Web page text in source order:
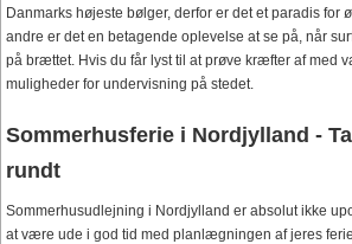
Danmarks højeste bølger, derfor er det et paradis for
andre er det en betagende oplevelse at se på, når
på brættet. Hvis du får lyst til at prøve kræfter af med
muligheder for undervisning på stedet.
Sommerhusferie i Nordjylland -
rundt
Sommerhusudlejning i Nordjylland er absolut ikke
at være ude i god tid med planlægningen af jeres